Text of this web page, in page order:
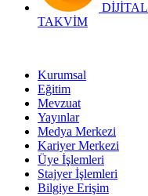
DİJİTAL
TAKVİM
Kurumsal
Eğitim
Mevzuat
Yayınlar
Medya Merkezi
Kariyer Merkezi
Üye İşlemleri
Stajyer İşlemleri
Bilgiye Erişim